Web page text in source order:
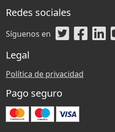
Redes sociales
Síguenos en
Legal
Política de privacidad
Pago seguro